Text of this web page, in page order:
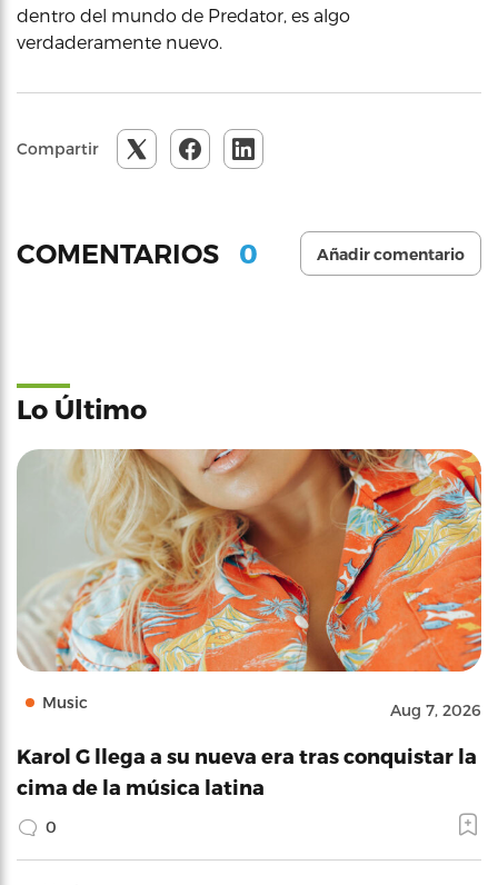
dentro del mundo de Predator, es algo
verdaderamente nuevo.
Compartir
COMENTARIOS 0 Añadir comentario
Lo Último
Music Aug 7, 2026
Karol G llega a su nueva era tras conquistar la
cima de la música latina
0